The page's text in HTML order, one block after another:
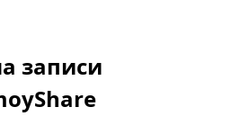
записи